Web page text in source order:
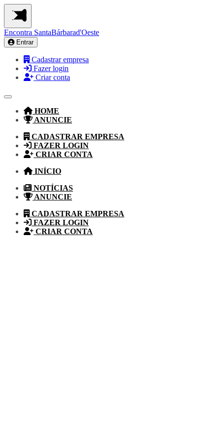
Encontra SantaBárbarad'Oeste
Entrar
Cadastrar empresa
Fazer login
Criar conta
HOME
ANUNCIE
CADASTRAR EMPRESA
FAZER LOGIN
CRIAR CONTA
INÍCIO
NOTÍCIAS
ANUNCIE
CADASTRAR EMPRESA
FAZER LOGIN
CRIAR CONTA